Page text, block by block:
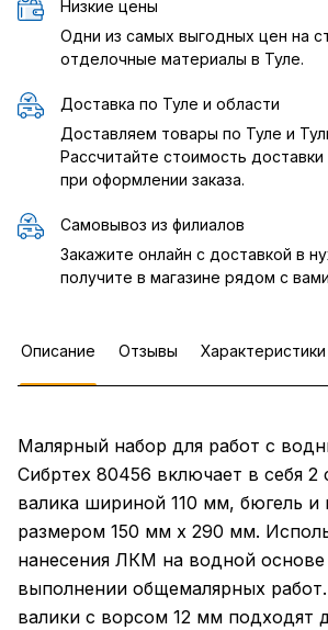
Низкие цены
Одни из самых выгодных цен на
отделочные материалы в Туле.
Доставка по Туле и области
Доставляем товары по Туле и
Рассчитайте стоимость
при оформлении заказа.
Самовывоз из филиалов
Закажите онлайн с доставкой в
получите в магазине рядом с
Описание Отзывы Характеристики
Малярный набор для работ с
Сибртех 80456 включает в себя
валика шириной 110 мм, бюгель и
размером 150 мм х 290 мм.
нанесения ЛКМ на водной
выполнении общемалярных
валики с ворсом 12 мм подходят